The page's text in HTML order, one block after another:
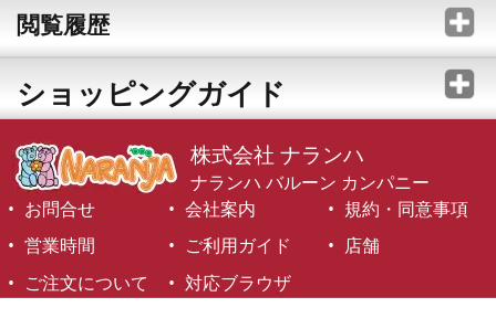
閲覧履歴
ショッピングガイド
株式会社 ナランハ
ナランハ バルーン カンパニー
お問合せ
会社案内
規約・同意事項
営業時間
ご利用ガイド
店舗
ご注文について
対応ブラウザ